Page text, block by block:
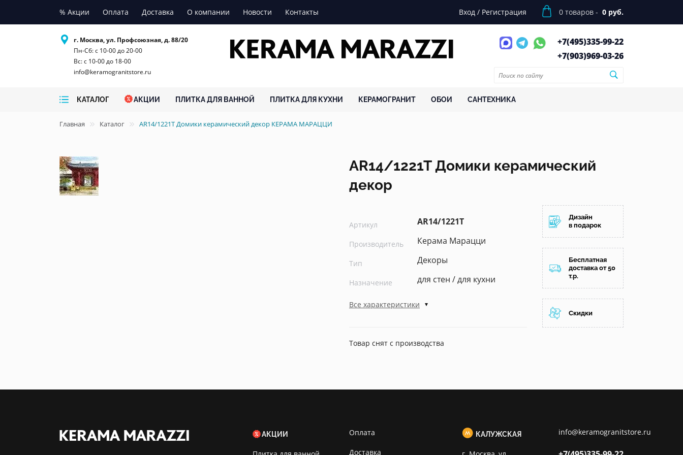
% Акции Оплата Доставка О компании Новости Контакты Вход / Регистрация 0 товаров - 0 руб.
г. Москва, ул. Профсоюзная, д. 88/20
Пн-Сб: с 10-00 до 20-00
Вс: с 10-00 до 18-00
info@keramogranitstore.ru
+7(495)335-99-22
+7(903)969-03-26
КАТАЛОГ АКЦИИ ПЛИТКА ДЛЯ ВАННОЙ ПЛИТКА ДЛЯ КУХНИ КЕРАМОГРАНИТ ОБОИ САНТЕХНИКА
Главная Каталог AR14/1221T Домики керамический декор КЕРАМА МАРАЦЦИ
AR14/1221T Домики керамический
декор
Артикул AR14/1221T
Производитель Керама Марацци
Тип Декоры
Назначение для стен / для кухни
Все характеристики
Товар снят с производства
Дизайн
в подарок
Бесплатная
доставка от 50
т.р.
Скидки
АКЦИИ Оплата
Доставка
КАЛУЖСКАЯ info@keramogranitstore.ru